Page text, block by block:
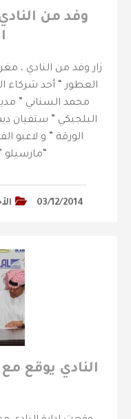
وفد من
زار وفد من النادي ،
العطور “ أحد شركاء
محمد السناني ”
البلجيكي ” ستفيان
الورقة ” و لاعبو
“مارسيلو
03/12/2014
النادي يوقع